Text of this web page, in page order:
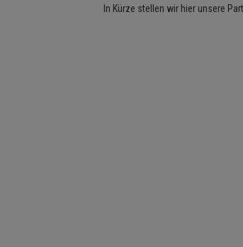
In Kürze stellen wir hier unsere